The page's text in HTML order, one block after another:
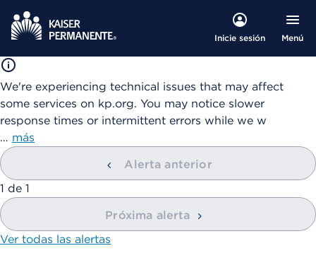
Inicie sesión Menú
We're experiencing technical issues that may affect
some services on kp.org. You may notice slower
response times or intermittent errors while we w
… más
Alerta anterior
mostrando
1 de 1
Próxima alerta
Ver todas las alertas